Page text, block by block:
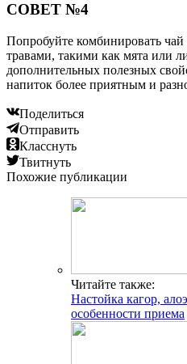
СОВЕТ №4
Попробуйте комбинировать
травами, такими как мята или
дополнительных полезных
напиток более приятным и
Поделиться
Отправить
Класснуть
Твитнуть
Похожие публикации
Читайте также:
Настойка кагор,
особенности приема